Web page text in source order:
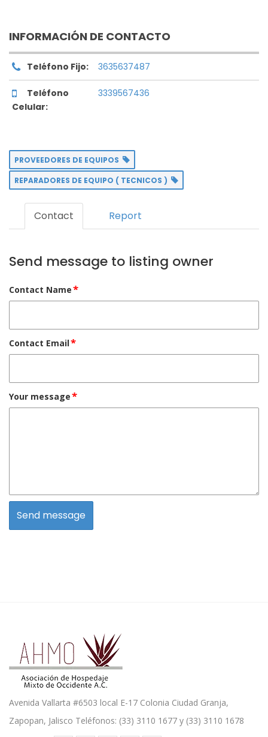
INFORMACIÓN DE CONTACTO
Teléfono Fijo: 3635637487
Teléfono
Celular:
3339567436
PROVEEDORES DE EQUIPOS
REPARADORES DE EQUIPO ( TECNICOS )
Contact Report
Send message to listing owner
Contact Name*
Contact Email*
Your message*
Avenida Vallarta #6503 local E-17 Colonia Ciudad Granja,
Zapopan, Jalisco Teléfonos: (33) 3110 1677 y (33) 3110 1678